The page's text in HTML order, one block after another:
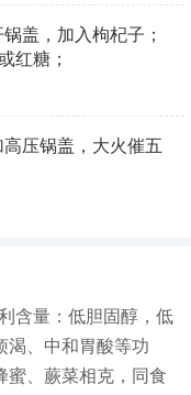
盖，加入枸杞子；
红糖；
压锅盖，大火催五
含量：低胆固醇，低
渴、中和胃酸等功
蜜、蕨菜相克，同食